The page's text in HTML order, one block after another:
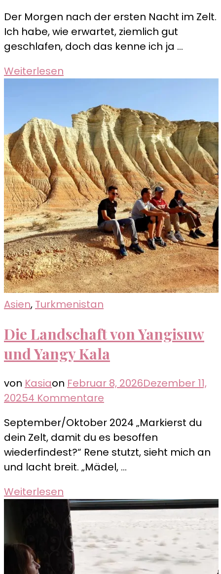
Morgen
in
der
Der Morgen nach der ersten Nacht im Zelt.
Ich habe, wie erwartet, ziemlich gut
geschlafen, doch das kenne ich ja …
Weiterlesen
Asien, Turkmenistan
Die Landschaft von Yangisuw
und Yangy Kala
von Kasiaon Februar 8, 2026Dezember 11,
20254 Kommentare
Landschaft
von
Yangisuw
und
Kala
September/Oktober 2024 „Markierst du
dein Zelt, damit du es besoffen
wiederfindest?“ Rene stutzt, sieht mich an
und lacht breit. „Mädel, …
Weiterlesen